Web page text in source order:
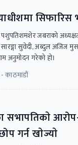
जबराको
सुवेदी, अब्दुल अजिज
अनुमोदन गरेको हो।
काठमाडौं
सभापतिकाे
गर्न खाेज्याे